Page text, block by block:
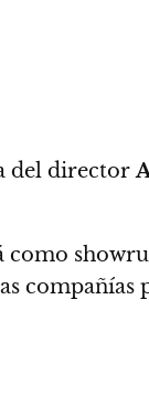
del director
como
compañías